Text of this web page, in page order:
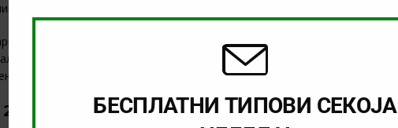
за тоа.
е и тоа што Реал веќе наредната недела ќе игра против Ајакс на
од Лигата на Шампиони. Од друга страна, Атлетико против
подоцна.
натпревар на Реал во меѓусебните
БЕСПЛАТНИ ТИПОВИ СЕКОЈА